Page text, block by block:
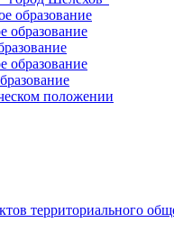
образование
образование
образование
положении
территориального